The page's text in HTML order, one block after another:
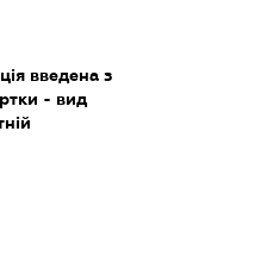
введена з
- вид